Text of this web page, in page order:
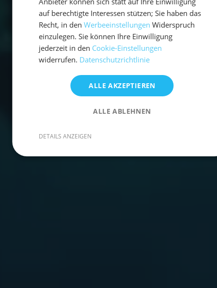
auf berechtigte Interessen stützen; Sie haben das
Recht, in den Werbeeinstellungen Widerspruch
einzulegen. Sie können Ihre Einwilligung
jederzeit in den Cookie-Einstellungen
widerrufen. Datenschutzrichtlinie
ALLE AKZEPTIEREN
ALLE ABLEHNEN
DETAILS ANZEIGEN